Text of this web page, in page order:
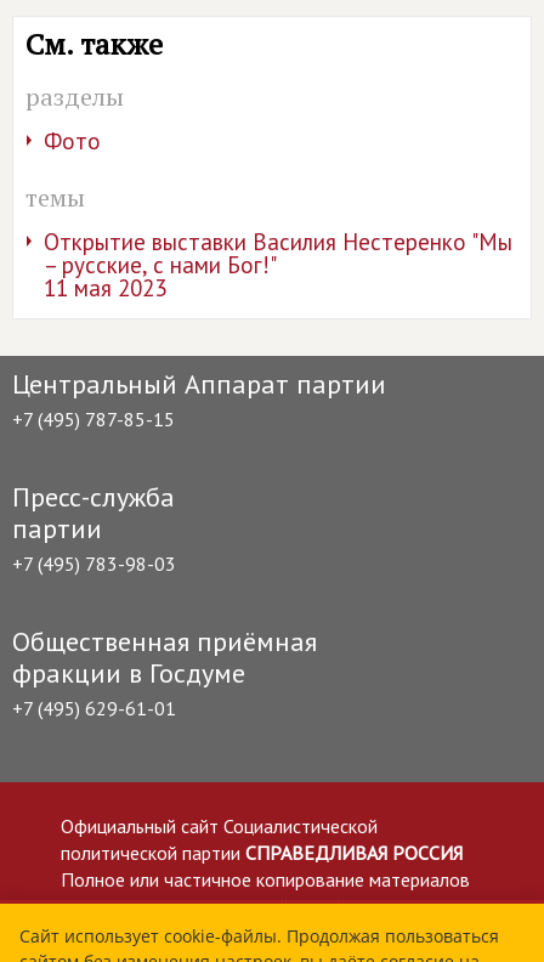
См. также
разделы
Фото
темы
Открытие выставки Василия Нестеренко "Мы
– русские, с нами Бог!"
11 мая 2023
Центральный Аппарат партии
+7 (495) 787-85-15
Пресс-служба
партии
+7 (495) 783-98-03
Общественная приёмная
фракции в Госдуме
+7 (495) 629-61-01
Официальный сайт Социалистической
политической партии СПРАВЕДЛИВАЯ РОССИЯ
Полное или частичное копирование материалов
приветствуется со ссылкой на сайт spravedlivo.ru
Политика в отношении обработки персональных
Сайт использует cookie-файлы. Продолжая пользоваться